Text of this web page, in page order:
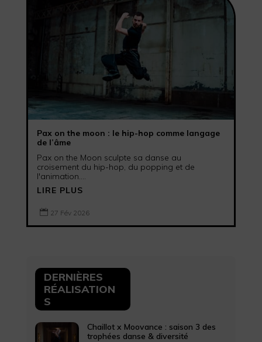
Pax on the moon : le hip-hop comme langage
de l’âme
Pax on the Moon sculpte sa danse au
croisement du hip-hop, du popping et de
l'animation....
LIRE PLUS
 27 Fév 2026
DERNIÈRES
RÉALISATION
S
Chaillot x Moovance : saison 3 des
trophées danse & diversité